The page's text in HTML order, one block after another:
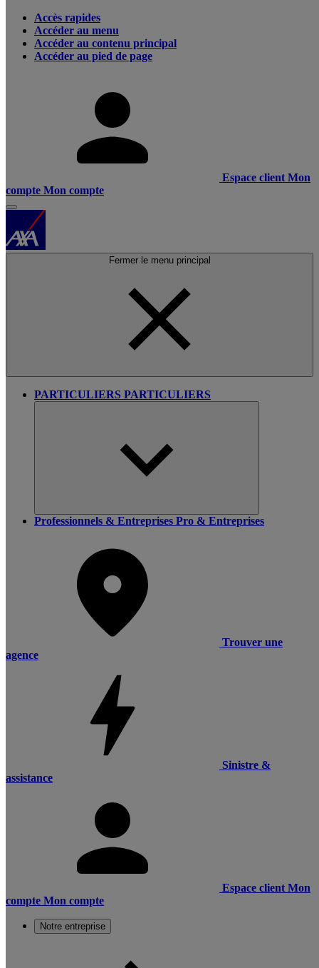
Accès rapides
Accéder au menu
Accéder au contenu principal
Accéder au pied de page
Espace client Mon
compte Mon compte
Fermer le menu principal
PARTICULIERS PARTICULIERS
Professionnels & Entreprises Pro & Entreprises
Trouver une
agence
Sinistre &
assistance
Espace client Mon
compte Mon compte
Notre entreprise